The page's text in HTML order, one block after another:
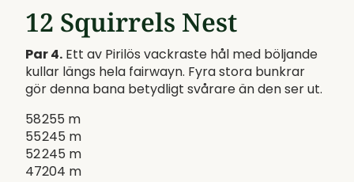
12 Squirrels Nest
Par 4. Ett av Pirilös vackraste hål med böljande
kullar längs hela fairwayn. Fyra stora bunkrar
gör denna bana betydligt svårare än den ser ut.
58255 m
55245 m
52245 m
47204 m